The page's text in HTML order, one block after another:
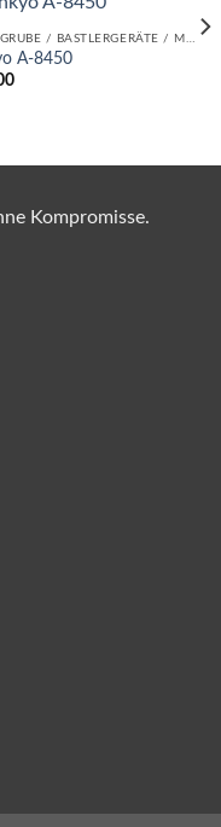
A-8450
Kompromisse.